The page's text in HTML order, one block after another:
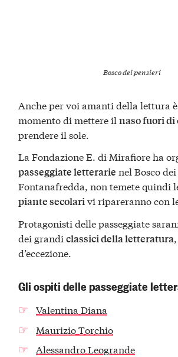
Bosco dei pensieri
Anche per voi amanti della lettura
momento di mettere ilnaso fuori di
prendere il sole.
La Fondazione E. di Mirafiore ha
passeggiate letterarie nel Bosco
Fontanafredda, non temete quindi
piante secolarivi ripareranno con
Protagonisti delle passeggiate
dei grandiclassici della letteratura
d’eccezione.
Gli ospiti delle passeggiate
Valentina Diana
Maurizio Torchio
Alessandro Leogrande